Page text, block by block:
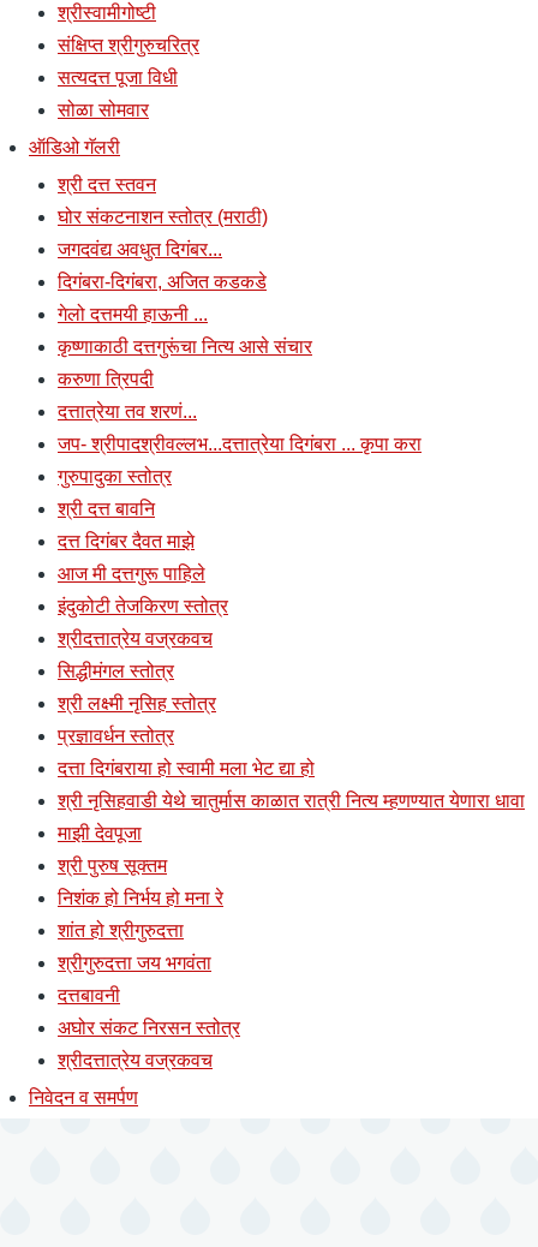
श्रीस्वामीगोष्टी
संक्षिप्त श्रीगुरुचरित्र
सत्यदत्त पूजा विधी
सोळा सोमवार
ऑडिओ गॅलरी
श्री दत्त स्तवन
घोर संकटनाशन स्तोत्र (मराठी)
जगदवंद्य अवधुत दिगंबर...
दिगंबरा-दिगंबरा, अजित कडकडे
गेलो दत्तमयी हाऊनी ...
कृष्णाकाठी दत्तगुरूंचा नित्य आसे संचार
करुणा त्रिपदी
दत्तात्रेया तव शरणं...
जप- श्रीपादश्रीवल्लभ...दत्तात्रेया दिगंबरा ... कृपा करा
गुरुपादुका स्तोत्र
श्री दत्त बावनि
दत्त दिगंबर दैवत माझे
आज मी दत्तगुरू पाहिले
इंदुकोटी तेजकिरण स्तोत्र
श्रीदत्तात्रेय वज्रकवच
सिद्धीमंगल स्तोत्र
श्री लक्ष्मी नृसिह स्तोत्र
प्रज्ञावर्धन स्तोत्र
दत्ता दिगंबराया हो स्वामी मला भेट द्या हो
श्री नृसिहवाडी येथे चातुर्मास काळात रात्री नित्य म्हणण्यात येणारा धावा
माझी देवपूजा
श्री पुरुष सूक्तम
निशंक हो निर्भय हो मना रे
शांत हो श्रीगुरुदत्ता
श्रीगुरुदत्ता जय भगवंता
दत्तबावनी
अघोर संकट निरसन स्तोत्र
श्रीदत्तात्रेय वज्रकवच
निवेदन व समर्पण